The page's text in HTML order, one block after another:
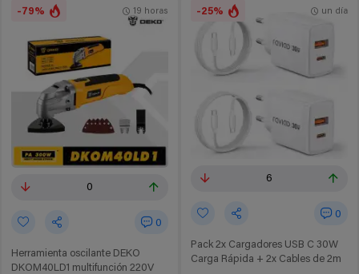
-79%
0
0
Herramienta oscilante DEKO
DKOM40LD1 multifunción 220V
19 horas -25%
6
0
Pack 2x Cargadores USB C 30W
Carga Rápida + 2x Cables de 2m
un día